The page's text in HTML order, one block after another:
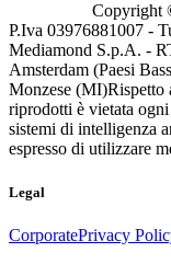
Copyright
P.Iva 03976881007 -
Mediamond S.p.A. -
Amsterdam (Paesi
Monzese (MI)Rispetto
riprodotti è vietata
sistemi di intelligenza
espresso di utilizzare
Legal
CorporatePrivacy